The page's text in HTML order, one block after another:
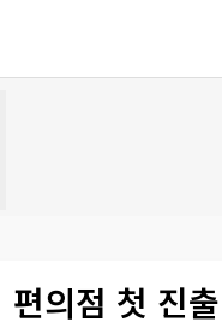
편의점 첫 진출